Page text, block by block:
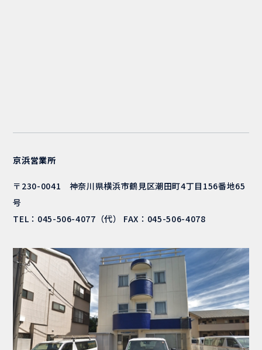
京浜営業所
〒230-0041 神奈川県横浜市鶴見区潮田町4丁目156番地65
号
TEL： 045-506-4077 （代） FAX：045-506-4078